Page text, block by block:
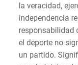
la veracidad,
independencia
responsabilidad
el deporte no
un partido.